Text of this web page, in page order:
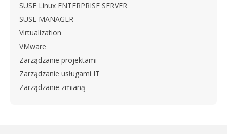
SUSE Linux ENTERPRISE SERVER
SUSE MANAGER
Virtualization
VMware
Zarządzanie projektami
Zarządzanie usługami IT
Zarządzanie zmianą